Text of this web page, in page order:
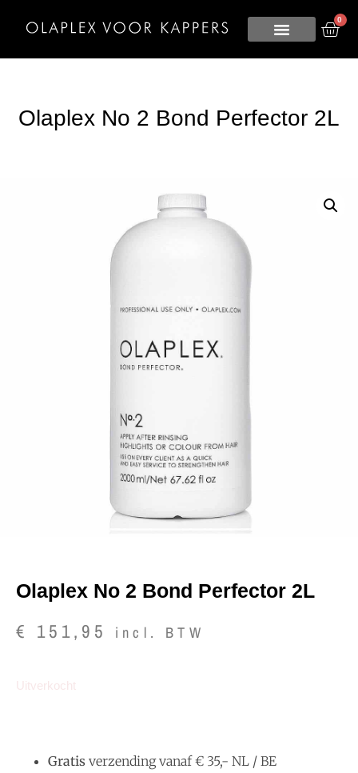
0
Olaplex No 2 Bond Perfector 2L
Olaplex No 2 Bond Perfector 2L
€ 151,95 incl. BTW
Uitverkocht
Gratis verzending vanaf € 35,- NL / BE